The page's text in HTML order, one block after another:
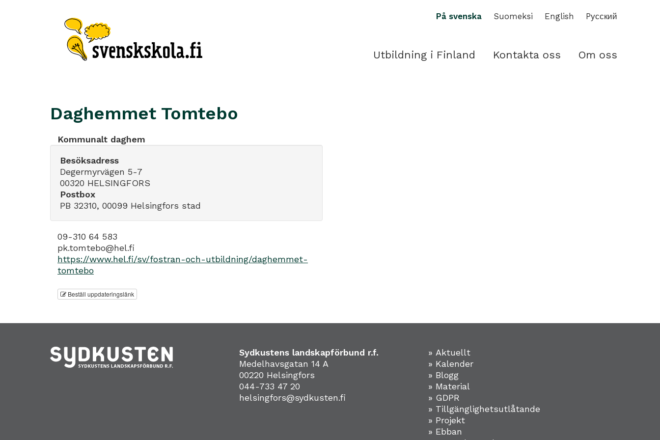
På svenska Suomeksi English Pусский
Utbildning i Finland Kontakta oss Om oss
Daghemmet Tomtebo
Kommunalt daghem
Besöksadress
Degermyrvägen 5-7
00320 HELSINGFORS
Postbox
PB 32310, 00099 Helsingfors stad
09-310 64 583
pk.tomtebo@hel.fi
https://www.hel.fi/sv/fostran-och-utbildning/daghemmet-
tomtebo
Beställ uppdateringslänk
Sydkustens landskapförbund r.f.
Medelhavsgatan 14 A
00220 Helsingfors
044-733 47 20
helsingfors@sydkusten.fi
» Aktuellt
» Kalender
» Blogg
» Material
» GDPR
» Tillgänglighetsutlåtande
» Projekt
» Ebban